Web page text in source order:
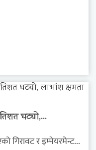
घट्यो,...
गिरावट र इम्पेयरमेन्ट...